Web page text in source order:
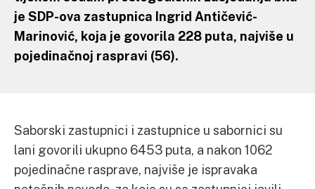
je SDP-ova zastupnica Ingrid Antičević-
Marinović, koja je govorila 228 puta, najviše u
pojedinačnoj raspravi (56).
Saborski zastupnici i zastupnice u sabornici su
lani govorili ukupno 6453 puta, a nakon 1062
pojedinačne rasprave, najviše je ispravaka